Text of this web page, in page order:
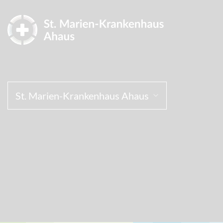
St. Marien-Krankenhaus Ahaus